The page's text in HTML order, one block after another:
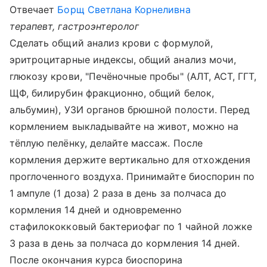
Отвечает Борщ Светлана Корнеливна
терапевт, гастроэнтеролог
Сделать общий анализ крови с формулой,
эритроцитарные индексы, общий анализ мочи,
глюкозу крови, "Печёночные пробы" (АЛТ, АСТ, ГГТ,
ЩФ, билирубин фракционно, общий белок,
альбумин), УЗИ органов брюшной полости. Перед
кормлением выкладывайте на живот, можно на
тёплую пелёнку, делайте массаж. После
кормления держите вертикально для отхождения
проглоченного воздуха. Принимайте биоспорин по
1 ампуле (1 доза) 2 раза в день за полчаса до
кормления 14 дней и одновременно
стафилококковый бактериофаг по 1 чайной ложке
3 раза в день за полчаса до кормления 14 дней.
После окончания курса биоспорина